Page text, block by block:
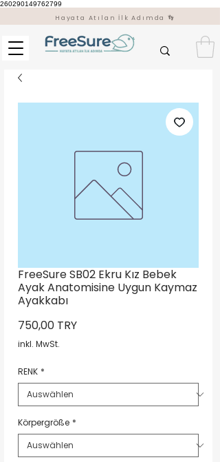
260290149762799
Hayata Atılan İlk Adımda 👣
FreeSure SB02 Ekru Kız Bebek
Ayak Anatomisine Uygun Kaymaz
Ayakkabı
750,00 TRYPreis
inkl. MwSt.
RENK *
Körpergröße *